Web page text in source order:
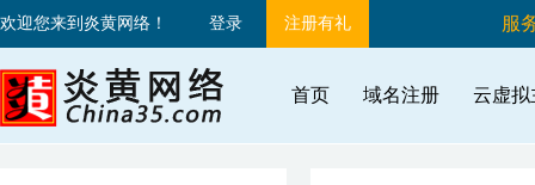
欢迎您来到炎黄网络！ 登录 注册有礼 服
首页 域名注册 云虚拟